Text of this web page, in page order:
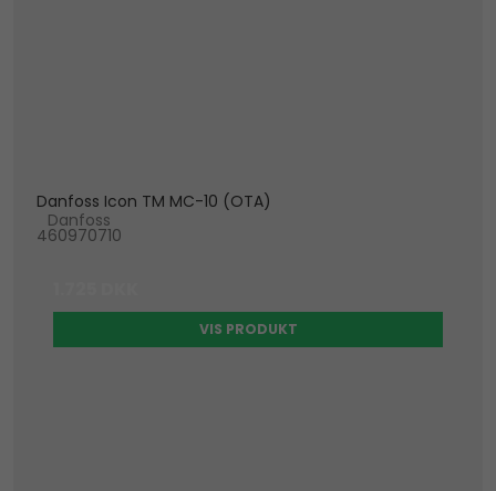
Danfoss Icon TM MC-10 (OTA)
Danfoss
460970710
VIS PRODUKT